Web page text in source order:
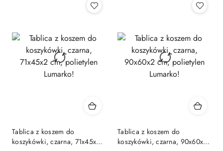
Tablica z koszem do
koszykówki, czarna, 71x45x2
Tablica z koszem do
koszykówki, czarna, 90x60x2